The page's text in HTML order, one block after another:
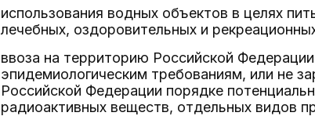
использования водных объектов в целях
лечебных, оздоровительных и
ввоза на территорию Российской
эпидемиологическим требованиям, или не
Российской Федерации порядке
радиоактивных веществ, отдельных видов